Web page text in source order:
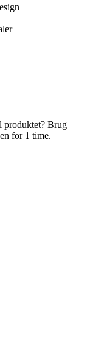
produktet? Brug
for 1 time.